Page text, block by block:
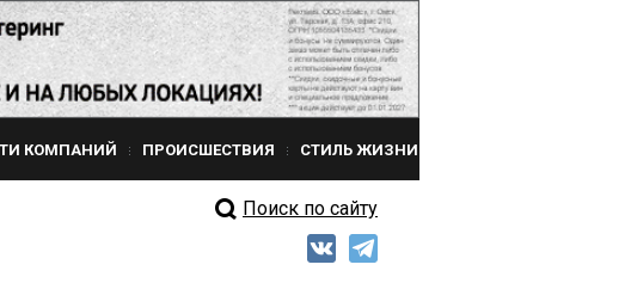
КОМПАНИЙ ПРОИСШЕСТВИЯ СТИЛЬ ЖИЗНИ
Поиск по сайту